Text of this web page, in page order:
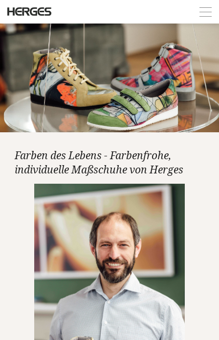
Farben des Lebens - Farbenfrohe,
individuelle Maßschuhe von Herges